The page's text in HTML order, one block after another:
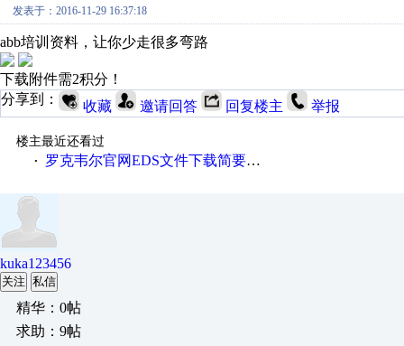
发表于：2016-11-29 16:37:18
abb培训资料，让你少走很多弯路
下载附件需2积分！
分享到：
收藏 邀请回答 回复楼主 举报
楼主最近还看过
·
罗克韦尔官网EDS文件下载简要说明
kuka123456
关注 私信
精华：0帖
求助：9帖